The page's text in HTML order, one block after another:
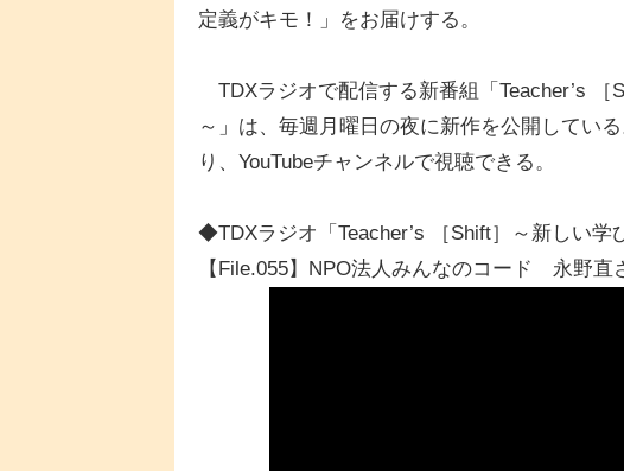
定義がキモ！」をお届けする。
TDXラジオで配信する新番組「Teacher’s
～」は、毎週月曜日の夜に新作を公開してい
り、YouTubeチャンネルで視聴できる。
◆TDXラジオ「Teacher’s ［Shift］～新しい学
【File.055】NPO法人みんなのコード 永野直